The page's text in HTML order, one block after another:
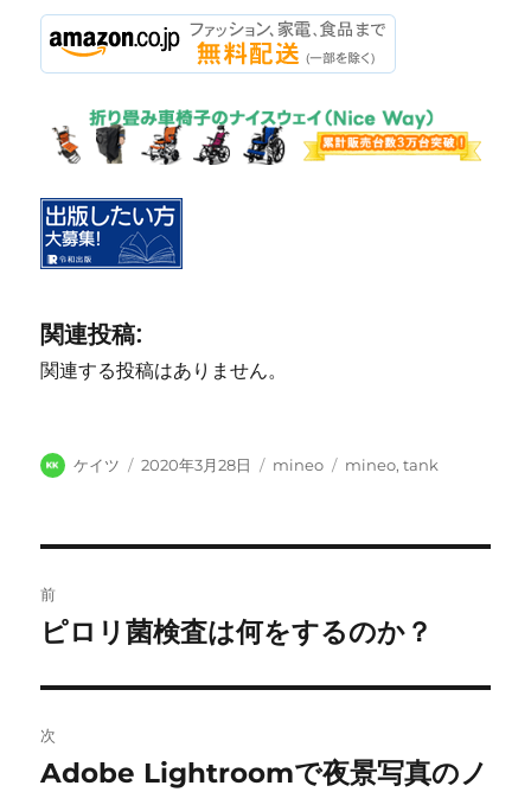
関連投稿:
関連する投稿はありません。
投
ケイツ
投
2020年3月28日
カ
mineo
タ
mineo,tank
稿
ビ
ゲ
前
前
投
稿:
ピロリ菌検査は何をするのか？
次
次
Adobe Lightroomで夜景写真のノ